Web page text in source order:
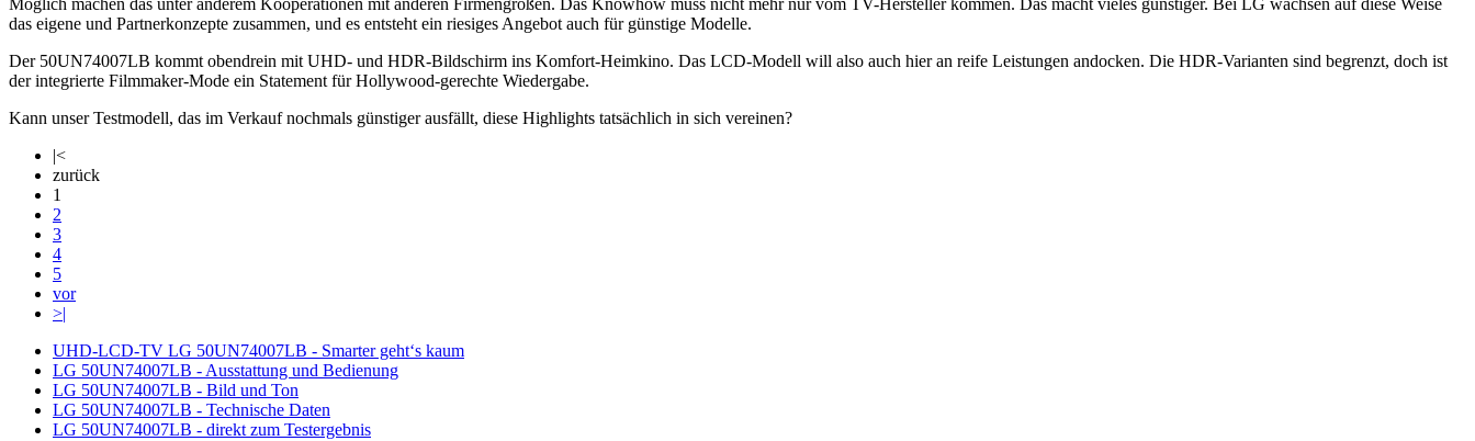
Möglich machen das unter anderem Kooperationen mit anderen Firmengrößen. Das Knowhow muss nicht mehr nur vom TV-Hersteller kommen. Das macht vieles günstiger. Bei LG wachsen auf diese Weise
das eigene und Partnerkonzepte zusammen, und es entsteht ein riesiges Angebot auch für günstige Modelle.
Der 50UN74007LB kommt obendrein mit UHD- und HDR-Bildschirm ins Komfort-Heimkino. Das LCD-Modell will also auch hier an reife Leistungen andocken. Die HDR-Varianten sind begrenzt, doch ist
der integrierte Filmmaker-Mode ein Statement für Hollywood-gerechte Wiedergabe.
Kann unser Testmodell, das im Verkauf nochmals günstiger ausfällt, diese Highlights tatsächlich in sich vereinen?
|<
zurück
1
2
3
4
5
vor
>|
UHD-LCD-TV LG 50UN74007LB - Smarter geht‘s kaum
LG 50UN74007LB - Ausstattung und Bedienung
LG 50UN74007LB - Bild und Ton
LG 50UN74007LB - Technische Daten
LG 50UN74007LB - direkt zum Testergebnis